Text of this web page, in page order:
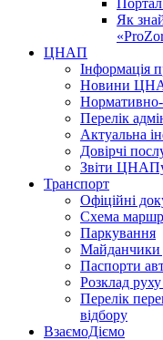
Як
ЦНАП
Інформація
Новини
Нормативно-
Перелік
Актуальна
Довірчі
Звіти
Транспорт
Офіційні
Схема
Паркування
Майданчики
Паспорти
Розклад руху
Перелік
відбору
ВзаємоДіємо